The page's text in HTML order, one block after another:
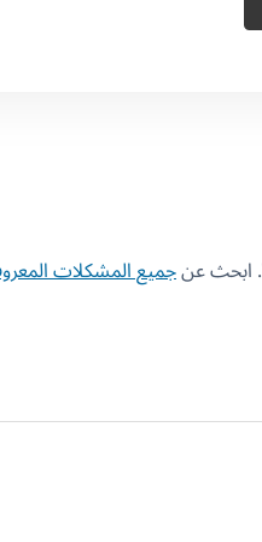
جميع المشكلات